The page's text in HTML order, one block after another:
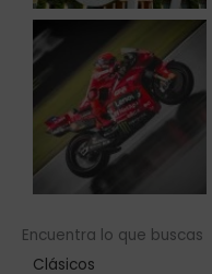
Encuentra lo que buscas
Clásicos